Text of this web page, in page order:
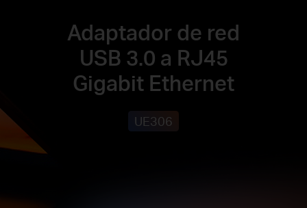
Adaptador de red
USB 3.0 a RJ45
Gigabit Ethernet
UE306